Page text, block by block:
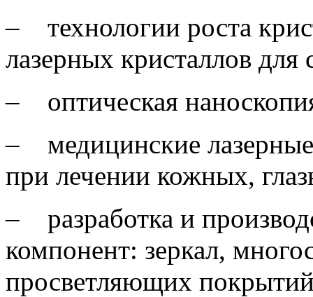
‒ технологии роста
лазерных кристаллов
‒ оптическая
‒ медицинские лазерные
при лечении кожных,
‒ разработка и
компонент: зеркал,
просветляющих